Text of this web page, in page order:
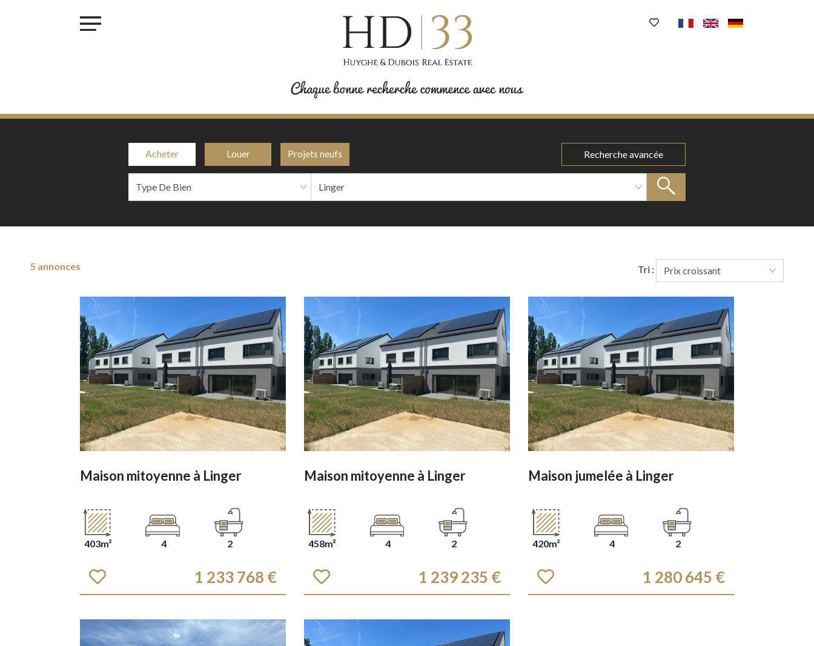
INVESTIR
RESIDENCE IRIS - BETTANGE SUR MESS
PROJET VAUBAN LUXEMBOURG-PFAFFENTHALL
Acheter Louer Projets neufs Recherche avancée
5 annonces Tri :
Maison mitoyenne à Linger
403m² 4 2
1 233 768 €
Maison mitoyenne à Linger
458m² 4 2
1 239 235 €
Maison jumelée à Linger
420m² 4 2
1 280 645 €